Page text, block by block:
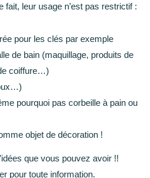
leur usage n’est pas restrictif :
pour les clés par exemple
de bain (maquillage, produits de
coiffure…)
pourquoi pas corbeille à pain ou
objet de décoration !
que vous pouvez avoir !!
pour toute information.